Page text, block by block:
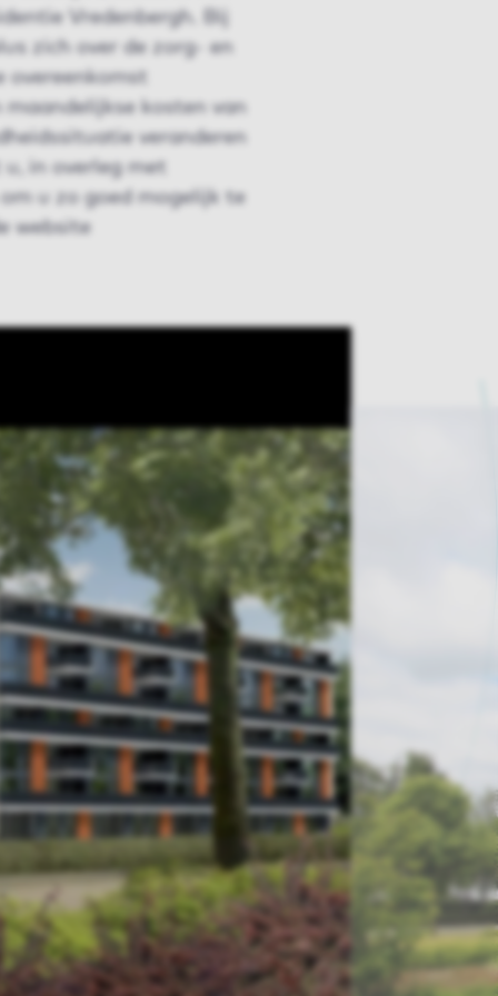
Vredenbergh. Bij
zich over de zorg- en
kosten van
veranderen
in overleg met
u zo goed mogelijk te
website